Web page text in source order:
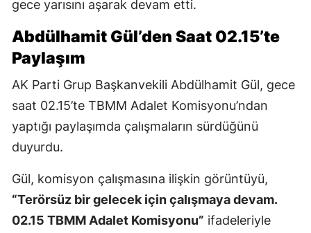
gece yarısını aşarak devam etti.
Abdülhamit Gül’den Saat 02.15’te
Paylaşım
AK Parti Grup Başkanvekili Abdülhamit Gül, gece
saat 02.15’te TBMM Adalet Komisyonu’ndan
yaptığı paylaşımda çalışmaların sürdüğünü
duyurdu.
Gül, komisyon çalışmasına ilişkin görüntüyü,
“Terörsüz bir gelecek için çalışmaya devam.
02.15 TBMM Adalet Komisyonu” ifadeleriyle